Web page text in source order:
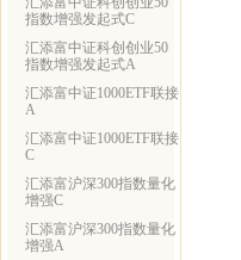
指数增强发起式C
汇添富中证科创创业50
指数增强发起式A
汇添富中证1000ETF联接
A
汇添富中证1000ETF联接
C
汇添富沪深300指数量化
增强C
汇添富沪深300指数量化
增强A